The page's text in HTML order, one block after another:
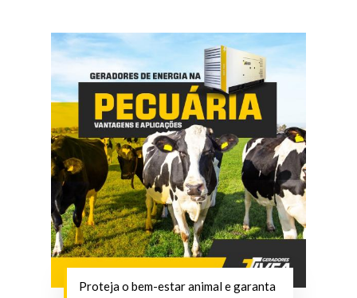
Proteja o bem-estar animal e garanta